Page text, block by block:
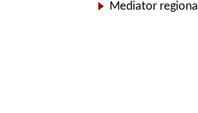
Mediator regional